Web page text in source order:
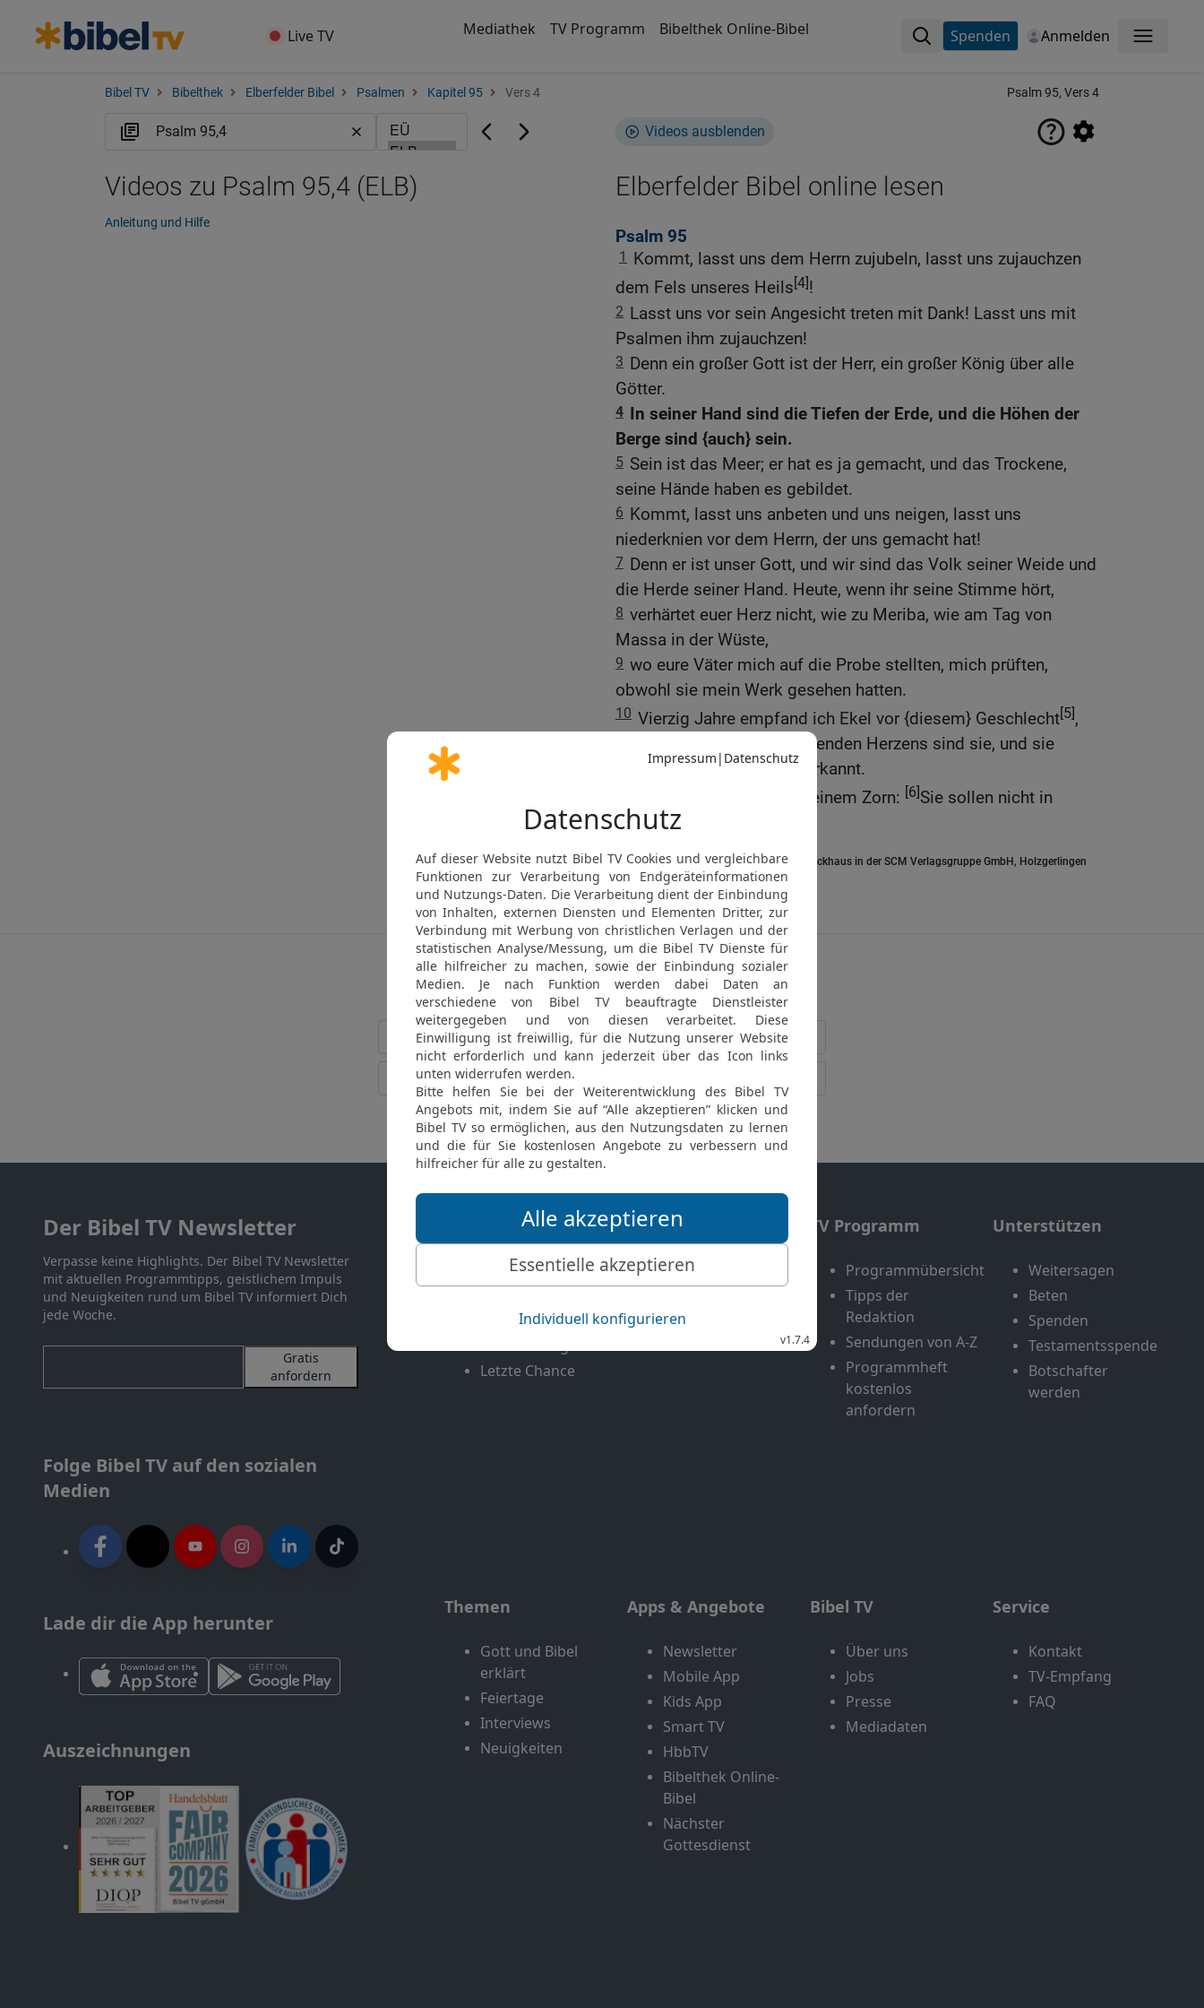
Live TV Mediathek TV Programm Bibelthek Online-Bibel Spenden Anmelden Menü
Bibel TV Bibelthek Elberfelder Bibel Psalmen Kapitel 95 Vers 4 Psalm 95, Vers 4
Videos ausblenden
Elberfelder Bibel online lesen
Psalm 95
1
Kommt, lasst uns dem Herrn zujubeln, lasst uns zujauchzen
dem Fels unseres Heils[4]!
2 Lasst uns vor sein Angesicht treten mit Dank! Lasst uns mit
Psalmen ihm zujauchzen!
3 Denn ein großer Gott ist der Herr, ein großer König über alle
Götter.
4 In seiner Hand sind die Tiefen der Erde, und die Höhen der
Berge sind {auch} sein.
5 Sein ist das Meer; er hat es ja gemacht, und das Trockene,
seine Hände haben es gebildet.
6 Kommt, lasst uns anbeten und uns neigen, lasst uns
niederknien vor dem Herrn, der uns gemacht hat!
7 Denn er ist unser Gott, und wir sind das Volk seiner Weide und
die Herde seiner Hand. Heute, wenn ihr seine Stimme hört,
8 verhärtet euer Herz nicht, wie zu Meriba, wie am Tag von
Massa in der Wüste,
9 wo eure Väter mich auf die Probe stellten, mich prüften,
obwohl sie mein Werk gesehen hatten.
10 Vierzig Jahre empfand ich Ekel vor {diesem} Geschlecht[5],
und ich sprach: Ein Volk irrenden Herzens sind sie, und sie
haben meine Wege nicht erkannt.
Darum schwor ich in meinem Zorn: [6]Sie sollen nicht in
meine Ruhe eingehen
Elberfelder Bibel 2006, © 2006 SCM R.Brockhaus in der SCM Verlagsgruppe GmbH, Holzgerlingen
Videos zu Psalm 95,4 (ELB)
Anleitung und Hilfe
Möchtest du uns Feedback geben?
Bewertung der Bibelthek
FEEDBACK SENDEN
Der Bibel TV Newsletter
Verpasse keine Highlights. Der Bibel TV Newsletter
mit aktuellen Programmtipps, geistlichem Impuls
und Neuigkeiten rund um Bibel TV informiert Dich
jede Woche.
Gratis
anfordern
Folge Bibel TV auf den sozialen
Medien
Lade dir die App herunter
Auszeichnungen
Mediathek
Mehr entdecken
Genres
Letzte Chance
Livestream
Bibel TV
EchtJetzt
MeinGottesdienst
TV Programm
Programmübersicht
Tipps der
Redaktion
Sendungen von A-Z
Programmheft
kostenlos
anfordern
Unterstützen
Weitersagen
Beten
Spenden
Testamentsspende
Botschafter
werden
Themen
Gott und Bibel
erklärt
Feiertage
Interviews
Neuigkeiten
Apps & Angebote
Newsletter
Mobile App
Kids App
Smart TV
HbbTV
Bibelthek Online-
Bibel
Nächster
Gottesdienst
Bibel TV
Über uns
Jobs
Presse
Mediadaten
Service
Kontakt
TV-Empfang
FAQ